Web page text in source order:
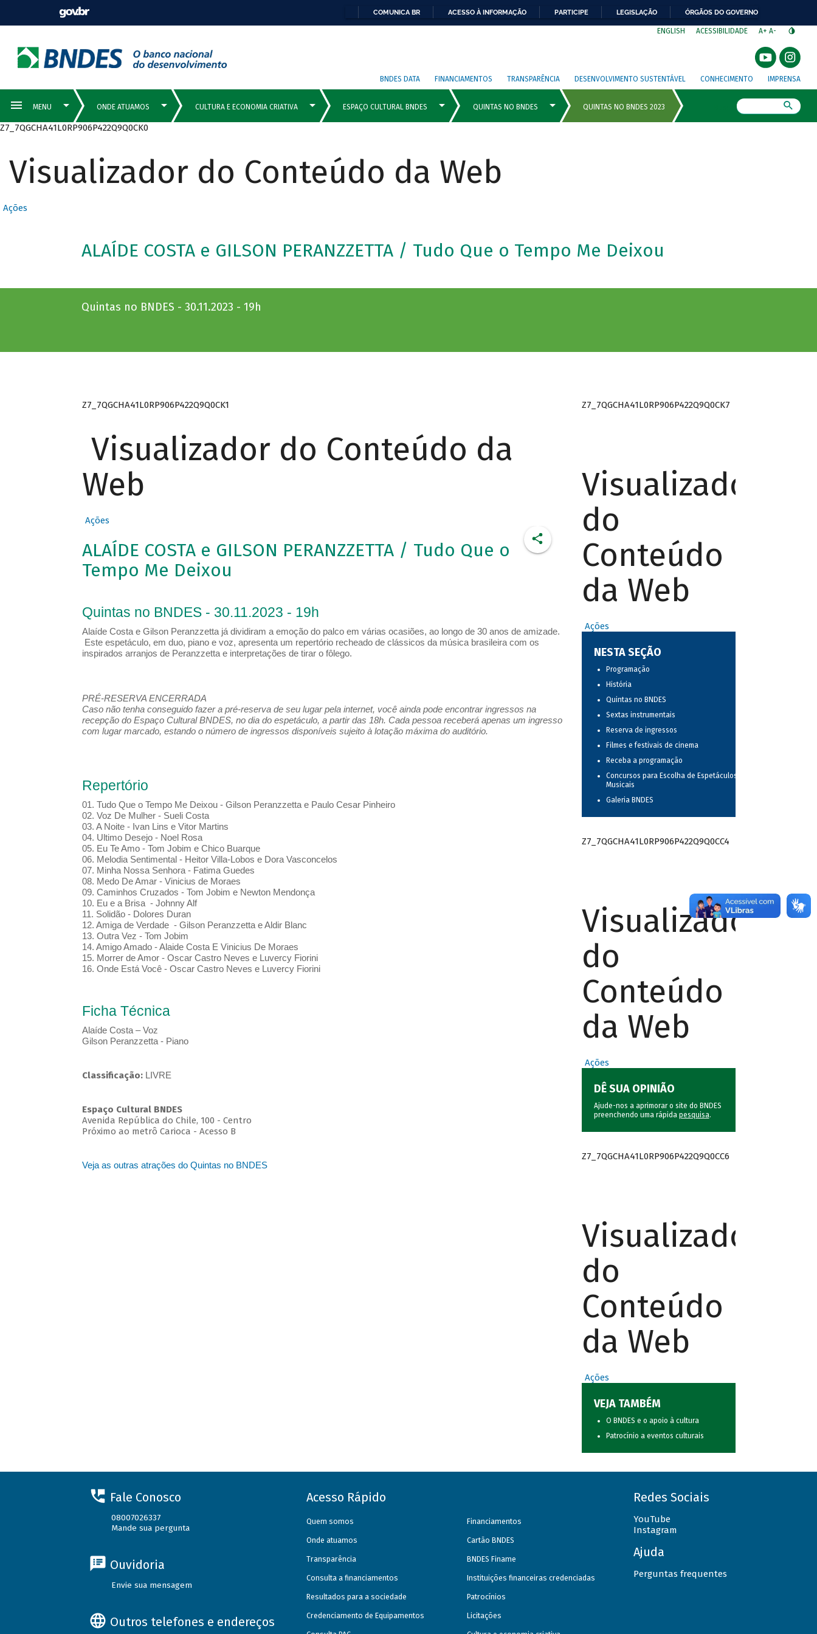
COMUNICA BR ACESSO À INFORMAÇÃO PARTICIPE LEGISLAÇÃO ÓRGÃOS DO GOVERNO
ENGLISH ACESSIBILIDADE A+ A-
BNDES DATA FINANCIAMENTOS TRANSPARÊNCIA DESENVOLVIMENTO SUSTENTÁVEL CONHECIMENTO IMPRENSA
Z7_7QGCHA41L0RP906P422Q9Q0CK0
Visualizador do Conteúdo da Web
Ações
ALAÍDE COSTA e GILSON PERANZZETTA / Tudo Que o Tempo Me Deixou
Quintas no BNDES - 30.11.2023 - 19h
Z7_7QGCHA41L0RP906P422Q9Q0CK1
Visualizador do Conteúdo da
Web
Ações
ALAÍDE COSTA e GILSON PERANZZETTA / Tudo Que o
Tempo Me Deixou
Quintas no BNDES - 30.11.2023 - 19h
Alaíde Costa e Gilson Peranzzetta já dividiram a emoção do palco em várias ocasiões, ao longo de 30 anos de amizade.
Este espetáculo, em duo, piano e voz, apresenta um repertório recheado de clássicos da música brasileira com os
inspirados arranjos de Peranzzetta e interpretações de tirar o fôlego.
PRÉ-RESERVA ENCERRADA
Caso não tenha conseguido fazer a pré-reserva de seu lugar pela internet, você ainda pode encontrar ingressos na
recepção do Espaço Cultural BNDES, no dia do espetáculo, a partir das 18h. Cada pessoa receberá apenas um ingresso
com lugar marcado, estando o número de ingressos disponíveis sujeito à lotação máxima do auditório.
Repertório
01. Tudo Que o Tempo Me Deixou - Gilson Peranzzetta e Paulo Cesar Pinheiro
02. Voz De Mulher - Sueli Costa
03. A Noite - Ivan Lins e Vitor Martins
04. Ultimo Desejo - Noel Rosa
05. Eu Te Amo - Tom Jobim e Chico Buarque
06. Melodia Sentimental - Heitor Villa-Lobos e Dora Vasconcelos
07. Minha Nossa Senhora - Fatima Guedes
08. Medo De Amar - Vinicius de Moraes
09. Caminhos Cruzados - Tom Jobim e Newton Mendonça
10. Eu e a Brisa - Johnny Alf
11. Solidão - Dolores Duran
12. Amiga de Verdade - Gilson Peranzzetta e Aldir Blanc
13. Outra Vez - Tom Jobim
14. Amigo Amado - Alaide Costa E Vinicius De Moraes
15. Morrer de Amor - Oscar Castro Neves e Luvercy Fiorini
16. Onde Está Você - Oscar Castro Neves e Luvercy Fiorini
Ficha Técnica
Alaíde Costa – Voz
Gilson Peranzzetta - Piano
Classificação: LIVRE
Espaço Cultural BNDES
Avenida República do Chile, 100 - Centro
Próximo ao metrô Carioca - Acesso B
Veja as outras atrações do Quintas no BNDES
Z7_7QGCHA41L0RP906P422Q9Q0CK7
Visualizador
do
Conteúdo
da Web
Ações
NESTA SEÇÃO
Programação
História
Quintas no BNDES
Sextas instrumentais
Reserva de ingressos
Filmes e festivais de cinema
Receba a programação
Concursos para Escolha de Espetáculos
Musicais
Galeria BNDES
Z7_7QGCHA41L0RP906P422Q9Q0CC4
Visualizador
do
Conteúdo
da Web
Ações
DÊ SUA OPINIÃO
Ajude-nos a aprimorar o site do BNDES
preenchendo uma rápida pesquisa.
Z7_7QGCHA41L0RP906P422Q9Q0CC6
Visualizador
do
Conteúdo
da Web
Ações
VEJA TAMBÉM
O BNDES e o apoio à cultura
Patrocínio a eventos culturais
Fale Conosco
08007026337
Mande sua pergunta
Ouvidoria
Envie sua mensagem
Outros telefones e endereços
Acesso Rápido
Quem somos
Onde atuamos
Transparência
Consulta a financiamentos
Resultados para a sociedade
Credenciamento de Equipamentos
Financiamentos
Cartão BNDES
BNDES Finame
Instituições financeiras credenciadas
Patrocínios
Licitações
Redes Sociais
YouTube
Instagram
Ajuda
Perguntas frequentes